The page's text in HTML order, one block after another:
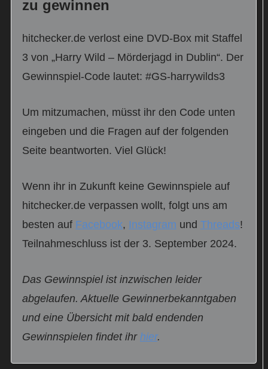
zu gewinnen
hitchecker.de verlost eine DVD-Box mit Staffel
3 von „Harry Wild – Mörderjagd in Dublin“. Der
Gewinnspiel-Code lautet: #GS-harrywilds3
Um mitzumachen, müsst ihr den Code unten
eingeben und die Fragen auf der folgenden
Seite beantworten. Viel Glück!
Wenn ihr in Zukunft keine Gewinnspiele auf
hitchecker.de verpassen wollt, folgt uns am
besten auf Facebook, Instagram und Threads!
Teilnahmeschluss ist der 3. September 2024.
Das Gewinnspiel ist inzwischen leider
abgelaufen. Aktuelle Gewinnerbekanntgaben
und eine Übersicht mit bald endenden
Gewinnspielen findet ihr hier.